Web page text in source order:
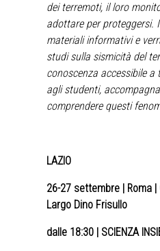
dei terremoti, il loro
adottare per proteggersi.
materiali informativi e
studi sulla sismicità del
conoscenza accessibile
agli studenti,
comprendere questi
LAZIO
26-27 settembre | Roma
Largo Dino Frisullo
dalle 18:30 | SCIENZA